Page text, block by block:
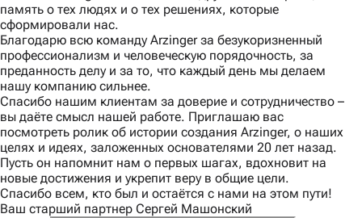
память о тех людях и о тех решениях, которые
сформировали нас.
Благодарю всю команду Arzinger за безукоризненный
профессионализм и человеческую порядочность, за
преданность делу и за то, что каждый день мы делаем
нашу компанию сильнее.
Спасибо нашим клиентам за доверие и сотрудничество –
вы даёте смысл нашей работе. Приглашаю вас
посмотреть ролик об истории создания Arzinger, о наших
целях и идеях, заложенных основателями 20 лет назад.
Пусть он напомнит нам о первых шагах, вдохновит на
новые достижения и укрепит веру в общие цели.
Спасибо всем, кто был и остаётся с нами на этом пути!
Ваш старший партнер Сергей Машонский